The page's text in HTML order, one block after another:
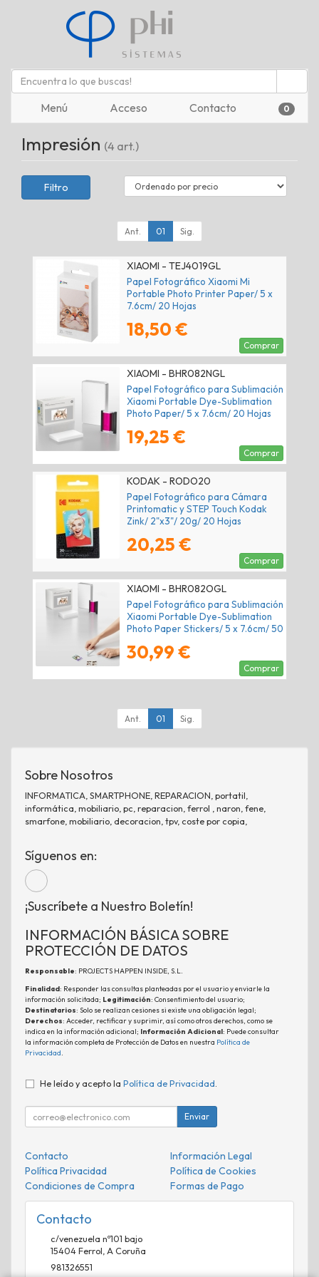
Menú Acceso Contacto 0
Impresión (4 art.)
Filtro
Ant. 01 Sig.
XIAOMI - TEJ4019GL
Papel Fotográfico Xiaomi Mi
Portable Photo Printer Paper/ 5 x
7.6cm/ 20 Hojas
18,50 €
Comprar
XIAOMI - BHR082NGL
Papel Fotográfico para Sublimación
Xiaomi Portable Dye-Sublimation
Photo Paper/ 5 x 7.6cm/ 20 Hojas
19,25 €
Comprar
KODAK - RODO20
Papel Fotográfico para Cámara
Printomatic y STEP Touch Kodak
Zink/ 2"x3"/ 20g/ 20 Hojas
20,25 €
Comprar
XIAOMI - BHR082OGL
Papel Fotográfico para Sublimación
Xiaomi Portable Dye-Sublimation
Photo Paper Stickers/ 5 x 7.6cm/ 50
30,99 €
Comprar
Ant. 01 Sig.
Sobre Nosotros
INFORMATICA, SMARTPHONE, REPARACION, portatil,
informática, mobiliario, pc, reparacion, ferrol , naron, fene,
smarfone, mobiliario, decoracion, tpv, coste por copia,
Síguenos en:
¡Suscríbete a Nuestro Boletín!
INFORMACIÓN BÁSICA SOBRE
PROTECCIÓN DE DATOS
Responsable: PROJECTS HAPPEN INSIDE, S.L.
Finalidad: Responder las consultas planteadas por el usuario y enviarle la
información solicitada; Legitimación: Consentimiento del usuario;
Destinatarios: Solo se realizan cesiones si existe una obligación legal;
Derechos: Acceder, rectificar y suprimir, así como otros derechos, como se
indica en la información adicional; Información Adicional: Puede consultar
la información completa de Protección de Datos en nuestra Política de
Privacidad.
He leído y acepto la Política de Privacidad
Enviar
Contacto
Información Legal
Política Privacidad
Política de Cookies
Condiciones de Compra
Formas de Pago
Contacto
c/venezuela nº101 bajo
15404Ferrol A Coruña
981326551